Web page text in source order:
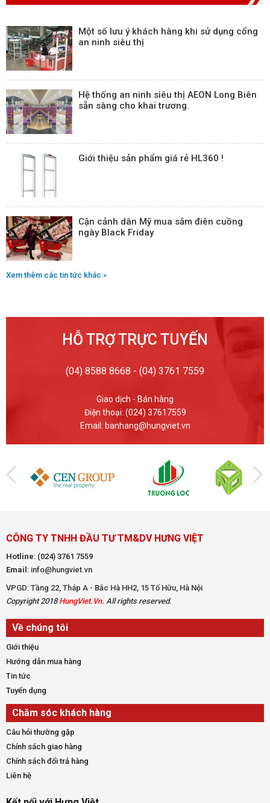
Một số lưu ý khách hàng khi sử dụng cổng
an ninh siêu thị
Hệ thống an ninh siêu thị AEON Long Biên
sẵn sàng cho khai trương.
Giới thiệu sản phẩm giá rẻ HL360 !
Cận cảnh dân Mỹ mua sắm điên cuồng
ngày Black Friday
Xem thêm các tin tức khác »
HỖ TRỢ TRỰC TUYẾN
(04) 8588 8668 - (04) 3761 7559
Giao dịch - Bán hàng
Điện thoại: (024) 37617559
Email: banhang@hungviet.vn
CÔNG TY TNHH ĐẦU TƯ TM&DV HƯNG VIỆT
Hotline: (024) 3761 7559
Email : info@hungviet.vn
VPGD: Tầng 22, Tháp A - Bắc Hà HH2, 15 Tố Hữu, Hà Nội
Copyright 2018HungViet.Vn. All rights reserved.
Về chúng tôi
Giới thiệu
Hướng dẫn mua hàng
Tin tức
Tuyển dụng
Chăm sóc khách hàng
Câu hỏi thường gặp
Chính sách giao hàng
Chính sách đổi trả hàng
Liên hệ